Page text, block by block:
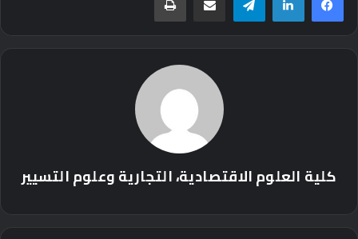
كلية العلوم الاقتصادية، التجارية وعلوم التسيير